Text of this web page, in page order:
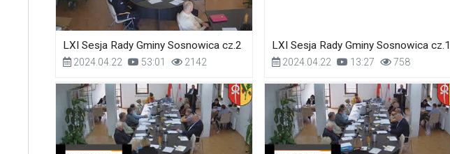
LXI Sesja Rady Gminy Sosnowica cz.2
2024.04.22 53:01 2142
LXI Sesja Rady Gminy Sosnowica cz.1
2024.04.22 13:27 758